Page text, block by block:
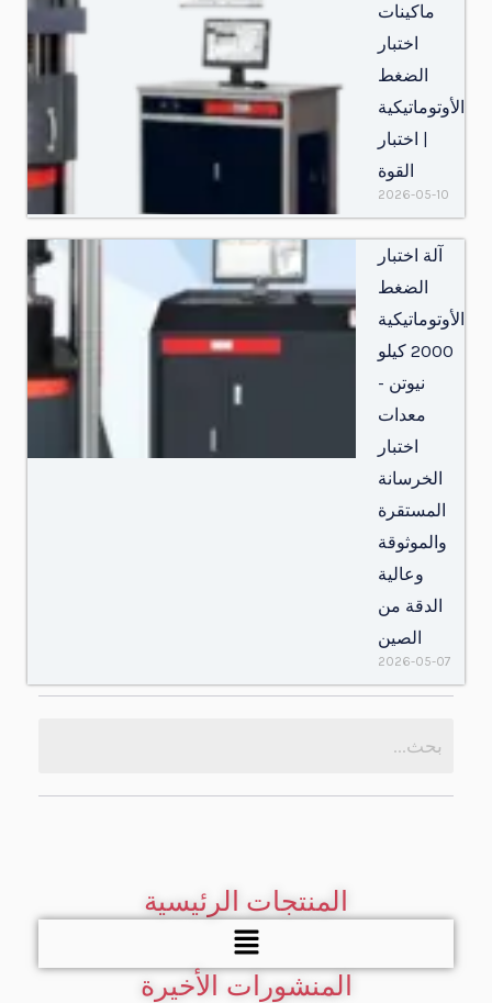
ماكينات
اختبار
الضغط
الأوتوماتيكية
| اختبار
القوة
2026-05-10
آلة اختبار
الضغط
الأوتوماتيكية
2000 كيلو
نيوتن -
معدات
اختبار
الخرسانة
المستقرة
والموثوقة
وعالية
الدقة من
الصين
2026-05-07
المنتجات الرئيسية
قائمة
الطعام
المنشورات الأخيرة